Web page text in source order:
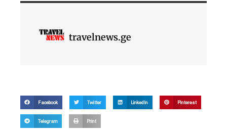
travelnews.ge
Facebook Twitter LinkedIn Pinterest
Telegram Print